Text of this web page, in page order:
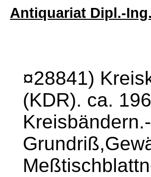
Antiquariat Dipl.-
¤28841)
(KDR). ca.